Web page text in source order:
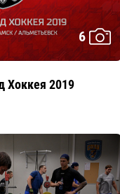
6
Хоккея 2019